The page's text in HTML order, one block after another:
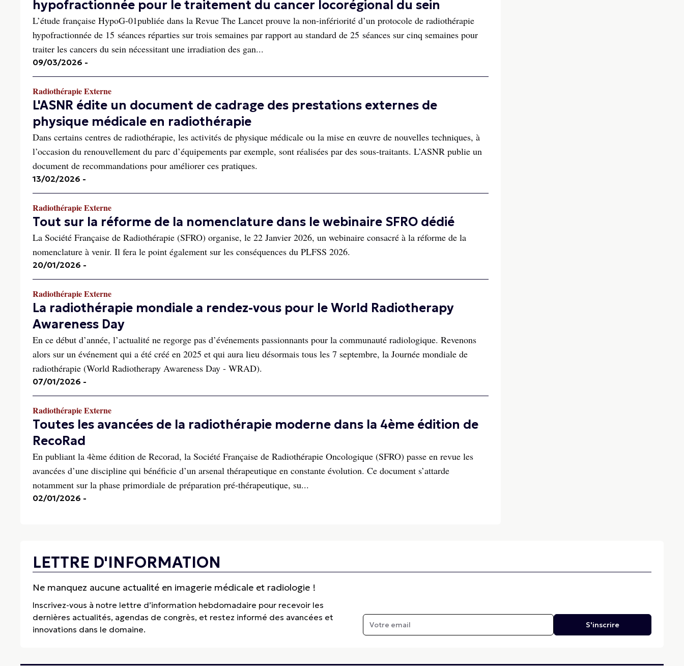
hypofractionnée pour le traitement du cancer locorégional du sein
L’étude française HypoG-01publiée dans la Revue The Lancet prouve la non-infériorité d’un protocole de radiothérapie
hypofractionnée de 15 séances réparties sur trois semaines par rapport au standard de 25 séances sur cinq semaines pour
traiter les cancers du sein nécessitant une irradiation des gan...
09/03/2026 -
Radiothérapie Externe
L'ASNR édite un document de cadrage des prestations externes de
physique médicale en radiothérapie
Dans certains centres de radiothérapie, les activités de physique médicale ou la mise en œuvre de nouvelles techniques, à
l’occasion du renouvellement du parc d’équipements par exemple, sont réalisées par des sous-traitants. L’ASNR publie un
document de recommandations pour améliorer ces pratiques.
13/02/2026 -
Radiothérapie Externe
Tout sur la réforme de la nomenclature dans le webinaire SFRO dédié
La Société Française de Radiothérapie (SFRO) organise, le 22 Janvier 2026, un webinaire consacré à la réforme de la
nomenclature à venir. Il fera le point également sur les conséquences du PLFSS 2026.
20/01/2026 -
Radiothérapie Externe
La radiothérapie mondiale a rendez-vous pour le World Radiotherapy
Awareness Day
En ce début d’année, l’actualité ne regorge pas d’événements passionnants pour la communauté radiologique. Revenons
alors sur un événement qui a été créé en 2025 et qui aura lieu désormais tous les 7 septembre, la Journée mondiale de
radiothérapie (World Radiotherapy Awareness Day - WRAD).
07/01/2026 -
Radiothérapie Externe
Toutes les avancées de la radiothérapie moderne dans la 4ème édition de
RecoRad
En publiant la 4ème édition de Recorad, la Société Française de Radiothérapie Oncologique (SFRO) passe en revue les
avancées d’une discipline qui bénéficie d’un arsenal thérapeutique en constante évolution. Ce document s’attarde
notamment sur la phase primordiale de préparation pré-thérapeutique, su...
02/01/2026 -
LETTRE D'INFORMATION
Ne manquez aucune actualité en imagerie médicale et radiologie !
Inscrivez-vous à notre lettre d’information hebdomadaire pour recevoir les
dernières actualités, agendas de congrès, et restez informé des avancées et
innovations dans le domaine.
S'inscrire